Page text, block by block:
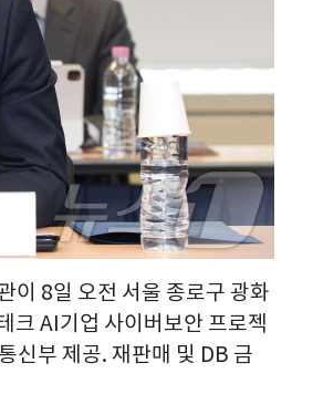
이 8일 오전 서울 종로구 광화
크 AI기업 사이버보안 프로젝
신부 제공. 재판매 및 DB 금